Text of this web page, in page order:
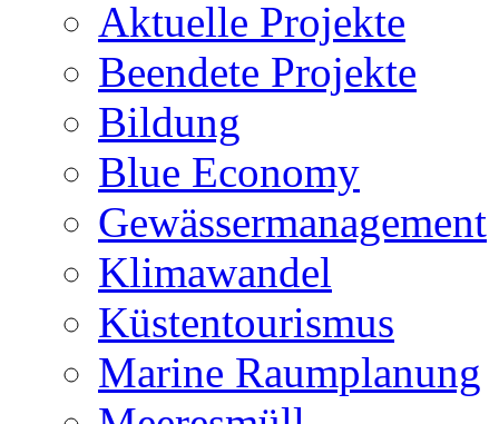
Aktuelle Projekte
Beendete Projekte
Bildung
Blue Economy
Gewässermanagement
Klimawandel
Küstentourismus
Marine Raumplanung